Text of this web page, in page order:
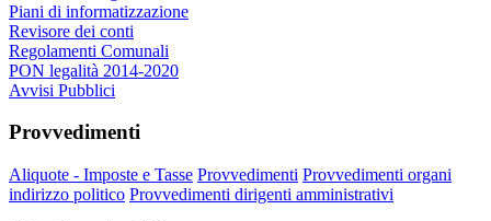
Piani di informatizzazione
Revisore dei conti
Regolamenti Comunali
PON legalità 2014-2020
Avvisi Pubblici
Provvedimenti
Aliquote - Imposte e Tasse Provvedimenti Provvedimenti organi
indirizzo politico Provvedimenti dirigenti amministrativi